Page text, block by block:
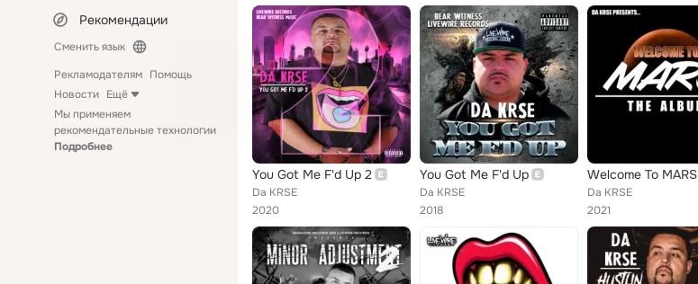
Рекомендации
Сменить язык
Рекламодателям Помощь
Новости Ещё
Мы применяем
рекомендательные технологии
Подробнее
You Got Me F'd Up 2
Da KRSE
2020
You Got Me F'd Up
Da KRSE
2018
Welcome To MARS
Da KRSE
2021